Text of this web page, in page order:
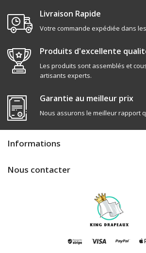
Livraison Rapide
Votre commande expédiée dans
Produits d'excellente
Les produits sont assemblés et
artisants experts.
Garantie au meilleur prix
Nous assurons le meilleur rapport
Informations
Nous contacter